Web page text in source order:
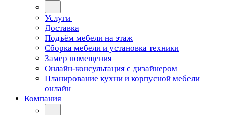
Услуги
Доставка
Подъём мебели на этаж
Сборка мебели и установка техники
Замер помещения
Онлайн-консультация с дизайнером
Планирование кухни и корпусной мебели
онлайн
Компания